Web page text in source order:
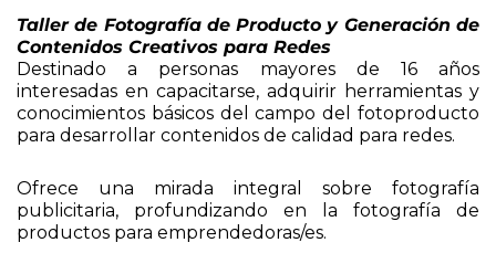
Taller de Fotografía de Producto y Generación de
Contenidos Creativos para Redes
Destinado a personas mayores de 16 años
interesadas en capacitarse, adquirir herramientas y
conocimientos básicos del campo del fotoproducto
para desarrollar contenidos de calidad para redes.
Ofrece una mirada integral sobre fotografía
publicitaria, profundizando en la fotografía de
productos para emprendedoras/es.